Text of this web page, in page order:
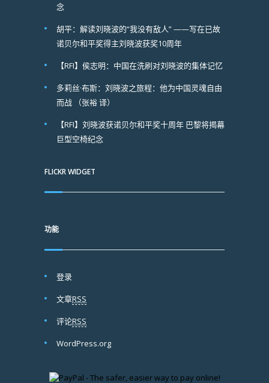
念
胡平：解读刘晓波的“我没有敌人” ——写在已故
诺贝尔和平奖得主刘晓波获奖10周年
【RFI】侯志明：中国在洗刷对刘晓波的集体记忆
多莉丝·布斯：刘晓波之旅程：他为中国灵魂自由
而战 （张裕 译）
【RFI】刘晓波获诺贝尔和平奖十周年 巴黎将揭幕
巨型空椅纪念
FLICKR WIDGET
功能
登录
文章RSS
评论RSS
WordPress.org